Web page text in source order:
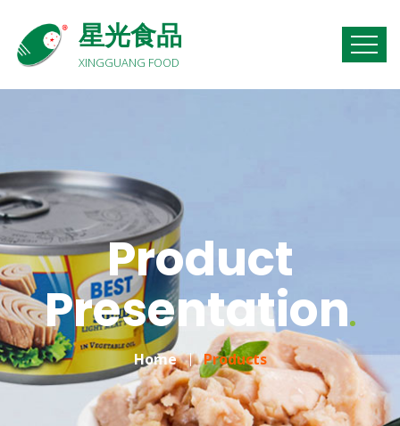
星光食品
XINGGUANG FOOD
Product
Presentation
Home Products